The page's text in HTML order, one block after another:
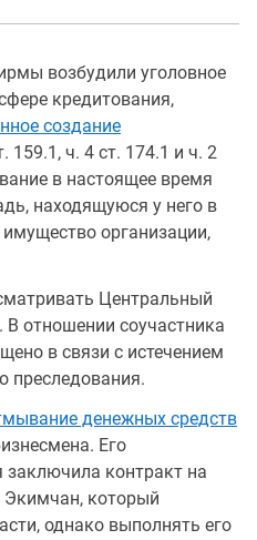
возбудили уголовное
кредитования,
создание
159.1, ч. 4 ст. 174.1 и ч. 2
в настоящее время
находящуюся у него в
организации,
Центральный
отношении соучастника
в связи с истечением
преследования.
денежных средств
Его
заключила контракт на
Экимчан, который
однако выполнять его